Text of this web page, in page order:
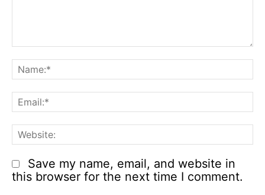
Save my name, email, and website in
this browser for the next time I comment.